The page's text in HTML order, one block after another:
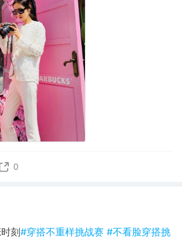
0
刻#穿搭不重样挑战赛 #不看脸穿搭挑